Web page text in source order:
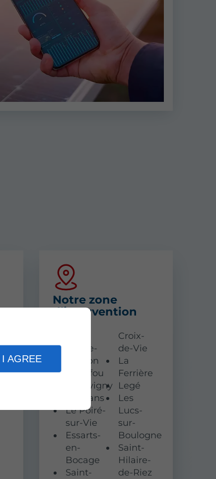
I AGREE
Notre zone
d’intervention
Roche-
sur-Yon
Beaufou
Bellevigny
Challans
Le Poiré-
sur-Vie
Essarts-
en-
Bocage
Saint-
Croix-
de-Vie
La
Ferrière
Legé
Les
Lucs-
sur-
Boulogne
Saint-
Hilaire-
de-Riez